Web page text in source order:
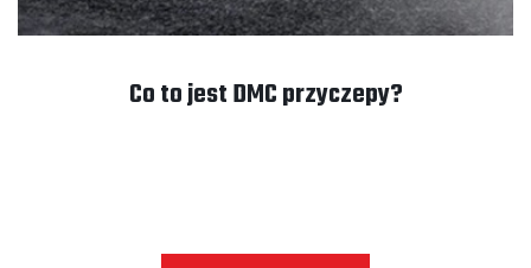
Co to jest DMC przyczepy?